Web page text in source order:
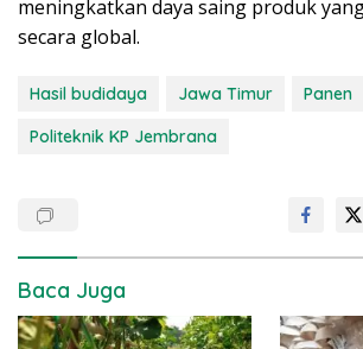
meningkatkan daya saing produk
secara global.
Hasil budidaya Jawa Timur
Panen
Politeknik KP Jembrana
Baca Juga